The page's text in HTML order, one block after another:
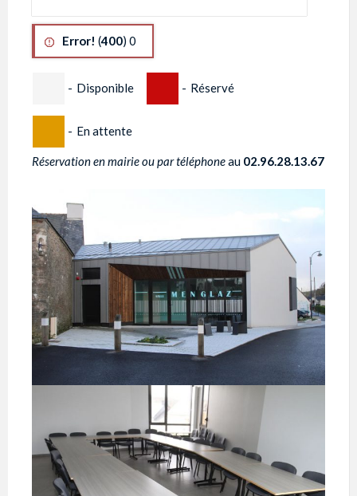
Error! (400) 0
- Disponible - Réservé
- En attente
Réservation en mairie ou par téléphoneau 02.96.28.13.67